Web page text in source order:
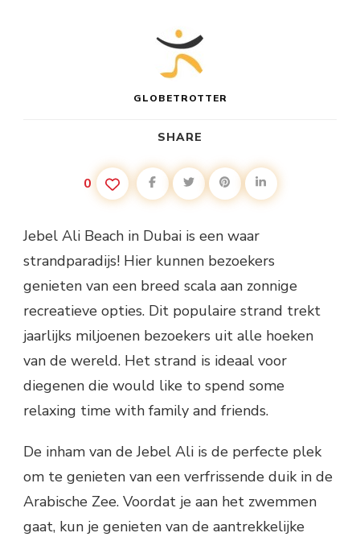
GLOBETROTTER
SHARE
0
Jebel Ali Beach in Dubai is een waar
strandparadijs! Hier kunnen bezoekers
genieten van een breed scala aan zonnige
recreatieve opties. Dit populaire strand trekt
jaarlijks miljoenen bezoekers uit alle hoeken
van de wereld. Het strand is ideaal voor
diegenen die would like to spend some
relaxing time with family and friends.
De inham van de Jebel Ali is de perfecte plek
om te genieten van een verfrissende duik in de
Arabische Zee. Voordat je aan het zwemmen
gaat, kun je genieten van de aantrekkelijke